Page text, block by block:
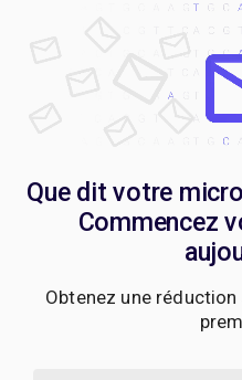
Que dit votre
Commencez
Obtenez une